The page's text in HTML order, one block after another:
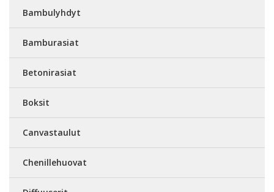
Bambulyhdyt
Bamburasiat
Betonirasiat
Boksit
Canvastaulut
Chenillehuovat